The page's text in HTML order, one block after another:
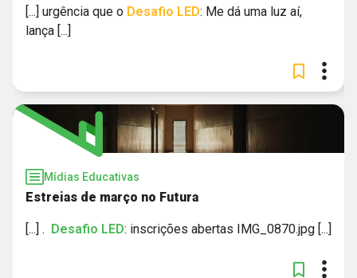
[...] urgência que o Desafio LED: Me dá uma luz aí,
lança [...]
Mídias Educativas
Estreias de março no Futura
[...] . Desafio LED: inscrições abertas IMG_0870.jpg [...]